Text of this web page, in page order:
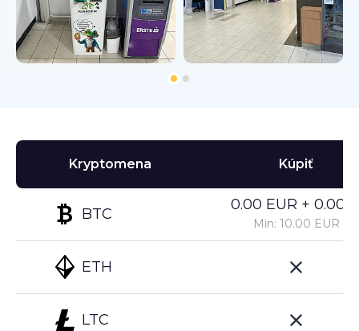
Kryptomena
BTC
ETH
LTC
Kúpiť
0.00 EUR +
Min: 10.00 EUR